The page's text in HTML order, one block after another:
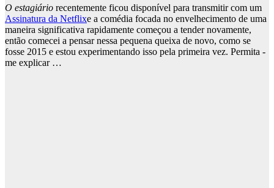
O estagiário recentemente ficou disponível para transmitir com um
Assinatura da Netflixe a comédia focada no envelhecimento de uma
maneira significativa rapidamente começou a tender novamente,
então comecei a pensar nessa pequena queixa de novo, como se
fosse 2015 e estou experimentando isso pela primeira vez. Permita -
me explicar …